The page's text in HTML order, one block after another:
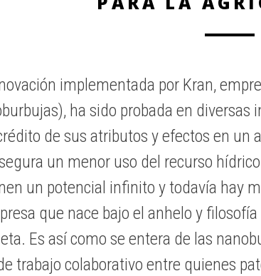
implementada por Kran,
ha sido probada en
de sus atributos y efectos en
un menor uso del recurso
un potencial infinito y todavía hay
que nace bajo el anhelo y
Es así como se entera de las
trabajo colaborativo entre quienes